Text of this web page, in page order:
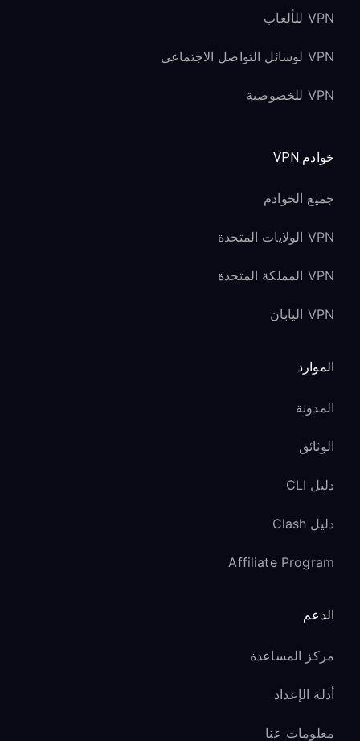
VPN للألعاب
VPN لوسائل التواصل الاجتماعي
VPN للخصوصية
خوادم VPN
جميع الخوادم
VPN الولايات المتحدة
VPN المملكة المتحدة
VPN اليابان
الموارد
المدونة
الوثائق
دليل CLI
دليل Clash
Affiliate Program
الدعم
مركز المساعدة
أدلة الإعداد
معلومات عنا